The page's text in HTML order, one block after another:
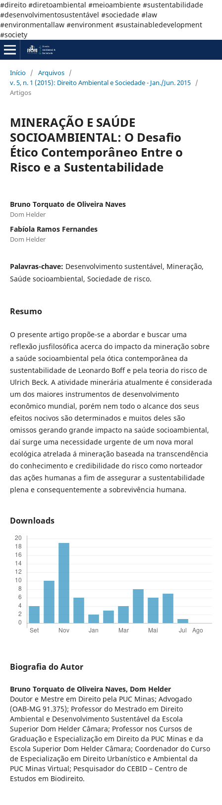
#direito #diretoambiental #meioambiente #sustentabilidade
#desenvolvimentosustentável #sociedade #law
#environmentallaw #environment #sustainabledevelopment
#society
Início / Arquivos /
v. 5, n. 1 (2015): Direito Ambiental e Sociedade - Jan./Jun. 2015 /
Artigos
MINERAÇÃO E SAÚDE
SOCIOAMBIENTAL: O Desafio
Ético Contemporâneo Entre o
Risco e a Sustentabilidade
Bruno Torquato de Oliveira Naves
Dom Helder
Fabíola Ramos Fernandes
Dom Helder
Palavras-chave: Desenvolvimento sustentável, Mineração,
Saúde socioambiental, Sociedade de risco.
Resumo
O presente artigo propõe-se a abordar e buscar uma
reflexão jusfilosófica acerca do impacto da mineração sobre
a saúde socioambiental pela ótica contemporânea da
sustentabilidade de Leonardo Boff e pela teoria do risco de
Ulrich Beck. A atividade minerária atualmente é considerada
um dos maiores instrumentos de desenvolvimento
econômico mundial, porém nem todo o alcance dos seus
efeitos nocivos são determinados e muitos deles são
omissos gerando grande impacto na saúde socioambiental,
daí surge uma necessidade urgente de um nova moral
ecológica atrelada á mineração baseada na transcendência
do conhecimento e credibilidade do risco como norteador
das ações humanas a fim de assegurar a sustentabilidade
plena e consequentemente a sobrevivência humana.
Downloads
Biografia do Autor
Bruno Torquato de Oliveira Naves, Dom Helder
Doutor e Mestre em Direito pela PUC Minas; Advogado
(OAB-MG 91.375); Professor do Mestrado em Direito
Ambiental e Desenvolvimento Sustentável da Escola
Superior Dom Helder Câmara; Professor nos Cursos de
Graduação e Especialização em Direito da PUC Minas e da
Escola Superior Dom Helder Câmara; Coordenador do Curso
de Especialização em Direito Urbanístico e Ambiental da
PUC Minas Virtual; Pesquisador do CEBID – Centro de
Estudos em Biodireito.